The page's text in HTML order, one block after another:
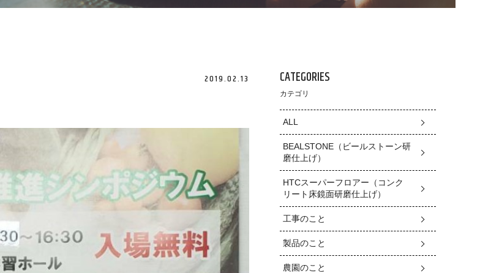
2019.02.13 CATEGORIES
カテゴリ
ALL
BEALSTONE（ビールストーン研
磨仕上げ）
HTCスーパーフロアー（コンク
リート床鏡面研磨仕上げ）
工事のこと
製品のこと
農園のこと